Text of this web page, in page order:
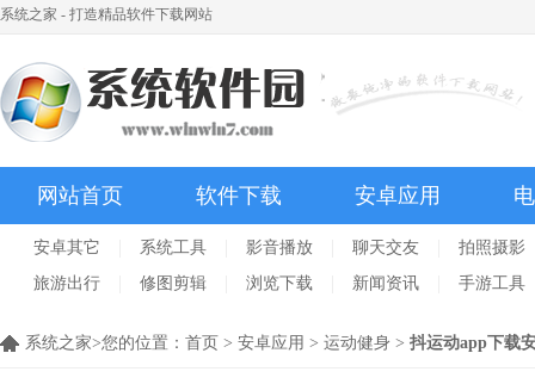
系统之家 - 打造精品软件下载网站
网站首页 软件下载 安卓应用
安卓其它 系统工具 影音播放 聊天交友
拍照摄影
旅游出行
修图剪辑 浏览下载 新闻资讯 手游工具
系统之家>您的位置： 首页 > 安卓应用 > 运动健身 > 抖运动app下载